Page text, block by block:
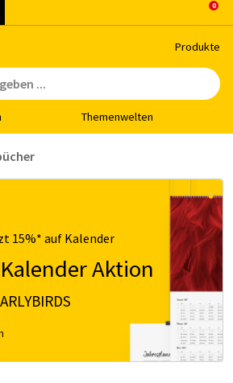
Pro­duk­te
The­men­wel­ten
15%* auf Kalender
Aktion